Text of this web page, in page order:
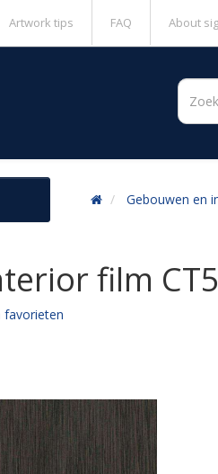
Artwork tips FAQ About
Gebouwen en
film
favorieten